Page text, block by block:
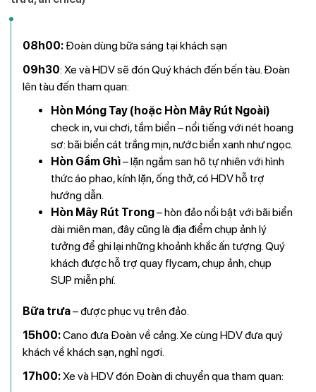
08h00: Đoàn dùng bữa sáng tại khách sạn
09h30: Xe và HDV sẽ đón Quý khách đến bến tàu. Đoàn
lên tàu đến tham quan:
Hòn Móng Tay (hoặc Hòn Mây Rút Ngoài)
check in, vui chơi, tắm biển– nổi tiếng với nét hoang
sơ: bãi biển cát trắng mịn, nước biển xanh như ngọc.
Hòn Gầm Ghì– lặn ngắm san hô tự nhiên với hình
thức áo phao, kính lặn, ống thở, có HDV hỗ trợ
hướng dẫn.
Hòn Mây Rút Trong– hòn đảo nổi bật với bãi biển
dài miên man, đây cũng là địa điểm chụp ảnh lý
tưởng để ghi lại những khoảnh khắc ấn tượng. Quý
khách được hỗ trợ quay flycam, chụp ảnh, chụp
SUP miễn phí.
Bữa trưa– được phục vụ trên đảo.
15h00:Cano đưa Đoàn về cảng. Xe cùng HDV đưa quý
khách về khách sạn, nghỉ ngơi.
17h00:Xe và HDV đón Đoàn di chuyển qua tham quan: